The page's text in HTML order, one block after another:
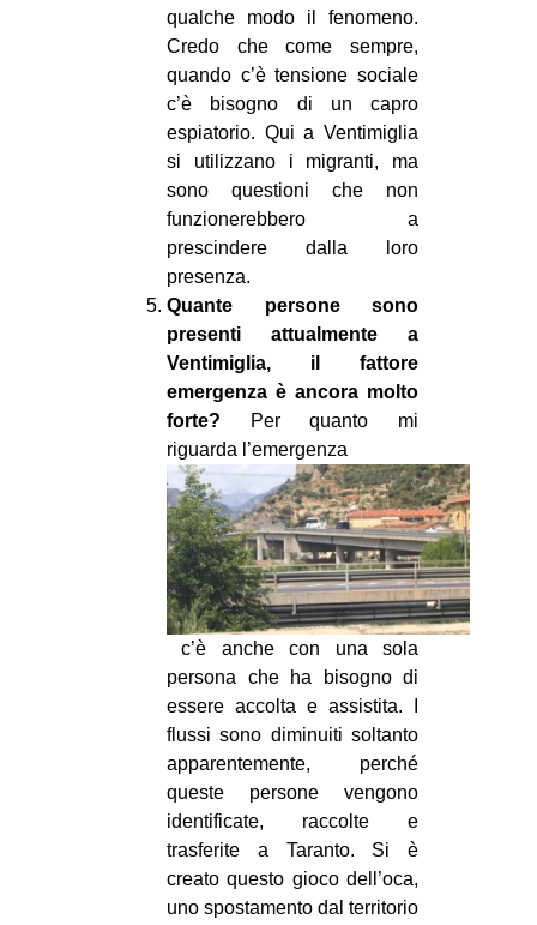
qualche modo il fenomeno.
Credo che come sempre,
quando c’è tensione sociale
c’è bisogno di un capro
espiatorio. Qui a Ventimiglia
si utilizzano i migranti, ma
sono questioni che non
funzionerebbero a
prescindere dalla loro
presenza.
Quante persone sono
presenti attualmente a
Ventimiglia, il fattore
emergenza è ancora molto
forte? Per quanto mi
riguarda l’emergenza
c’è anche con una sola
persona che ha bisogno di
essere accolta e assistita. I
flussi sono diminuiti soltanto
apparentemente, perché
queste persone vengono
identificate, raccolte e
trasferite a Taranto. Si è
creato questo gioco dell’oca,
uno spostamento dal territorio